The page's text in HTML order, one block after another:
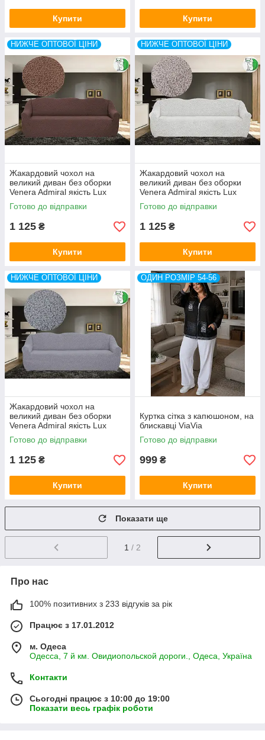
Купити Купити
НИЖЧЕ ОПТОВОЇ ЦІНИ
Жакардовий чохол на
великий диван без оборки
Venera Admiral якість Lux
Туреччина
Готово до відправки
1 125 ₴
Купити
НИЖЧЕ ОПТОВОЇ ЦІНИ
Жакардовий чохол на
великий диван без оборки
Venera Admiral якість Lux
Туреччина
Готово до відправки
1 125 ₴
Купити
НИЖЧЕ ОПТОВОЇ ЦІНИ
Жакардовий чохол на
великий диван без оборки
Venera Admiral якість Lux
Туреччина
Готово до відправки
1 125 ₴
Купити
ОДИН РОЗМІР 54-56
Куртка сітка з капюшоном, на
блискавці ViaVia
Готово до відправки
999 ₴
Купити
Показати ще
1 / 2
Про нас
100% позитивних з 233 відгуків за рік
Працює з 17.01.2012
м. Одеса
Одесса, 7 й км. Овидиопольской дороги., Одеса, Україна
Контакти
Сьогодні працює з 10:00 до 19:00
Показати весь графік роботи